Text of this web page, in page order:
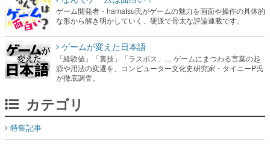
ゲーム開発者・hamatsu氏がゲームの魅力を画面や操作の具体的
な形から解き明かしていく、硬派で骨太な評論連載です。
ゲームが変えた日本語
「経験値」「裏技」「ラスボス」… ゲームにまつわる言葉の起
源や用法の変遷を、コンピューター文化史研究家・タイニーP氏
が徹底調査。
カテゴリ
特集記事